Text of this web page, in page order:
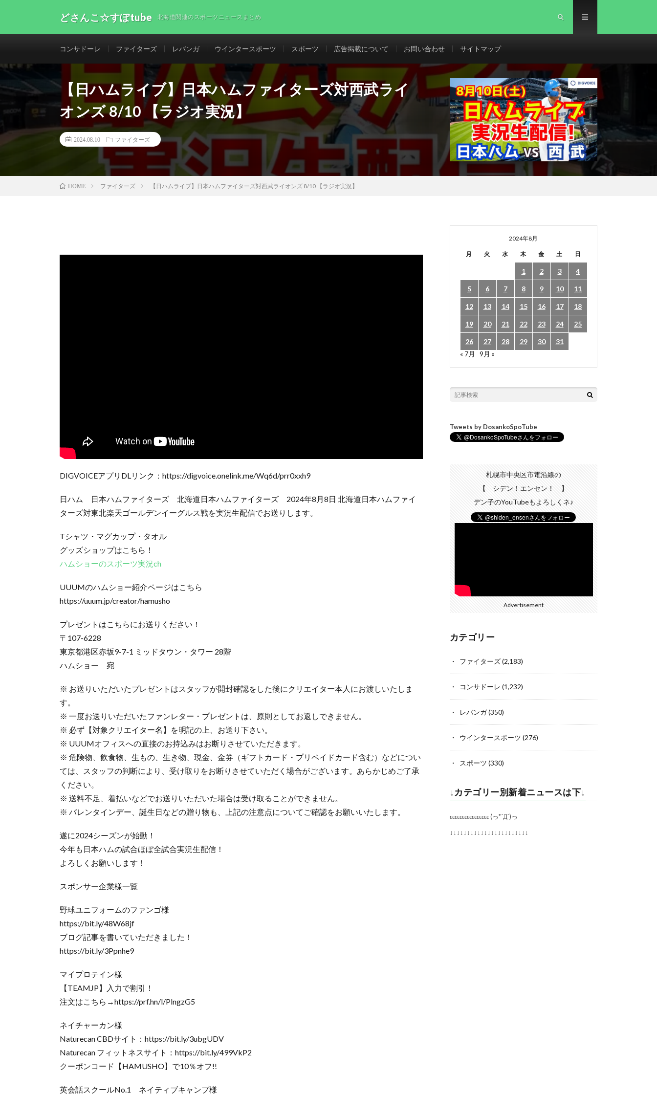
どさんこ☆すぽtube 北海道関連のスポーツニュースまとめ
コンサドーレ ファイターズ レバンガ ウインタースポーツ スポーツ 広告掲載について お問い合わせ サイトマップ
【日ハムライブ】日本ハムファイターズ対西武ライ
オンズ 8/10 【ラジオ実況】
2024.08.10 ファイターズ
HOME ファイターズ 【日ハムライブ】日本ハムファイターズ対西武ライオンズ 8/10 【ラジオ実況】
DIGVOICEアプリDLリンク：https://digvoice.onelink.me/Wq6d/prr0xxh9
日ハム 日本ハムファイターズ 北海道日本ハムファイターズ 2024年8月8日 北海道日本ハムファイ
ターズ対東北楽天ゴールデンイーグルス戦を実況生配信でお送りします。
Tシャツ・マグカップ・タオル
グッズショップはこちら！
ハムショーのスポーツ実況ch
UUUMのハムショー紹介ページはこちら
https://uuum.jp/creator/hamusho
プレゼントはこちらにお送りください！
〒107-6228
東京都港区赤坂9-7-1 ミッドタウン・タワー 28階
ハムショー 宛
※ お送りいただいたプレゼントはスタッフが開封確認をした後にクリエイター本人にお渡しいたしま
す。
※ 一度お送りいただいたファンレター・プレゼントは、原則としてお返しできません。
※ 必ず【対象クリエイター名】を明記の上、お送り下さい。
※ UUUMオフィスへの直接のお持込みはお断りさせていただきます。
※ 危険物、飲食物、生もの、生き物、現金、金券（ギフトカード・プリペイドカード含む）などについ
ては、スタッフの判断により、受け取りをお断りさせていただく場合がございます。あらかじめご了承
ください。
※ 送料不足、着払いなどでお送りいただいた場合は受け取ることができません。
※ バレンタインデー、誕生日などの贈り物も、上記の注意点についてご確認をお願いいたします。
遂に2024シーズンが始動！
今年も日本ハムの試合ほぼ全試合実況生配信！
よろしくお願いします！
スポンサー企業様一覧
野球ユニフォームのファンゴ様
https://bit.ly/48W68jf
ブログ記事を書いていただきました！
https://bit.ly/3Ppnhe9
マイプロテイン様
【TEAMJP】入力で割引！
注文はこちら→https://prf.hn/l/PlngzG5
ネイチャーカン様
Naturecan CBDサイト：https://bit.ly/3ubgUDV
Naturecan フィットネスサイト：https://bit.ly/499VkP2
クーポンコード【HAMUSHO】で10％オフ!!
英会話スクールNo.1 ネイティブキャンプ様
2024年8月
月 火 水 木 金 土 日
1 2 3 4
5 6 7 8 9 10 11
12 13 14 15 16 17 18
19 20 21 22 23 24 25
26 27 28 29 30
31
« 7月
9月 »
Tweets by DosankoSpoTube
札幌市中央区市電沿線の
【 シデン！エンセン！ 】
デン子のYouTubeもよろしくネ♪
Advertisement
カテゴリー
ファイターズ(2,183)
コンサドーレ (1,232)
レバンガ(350)
ウインタースポーツ (276)
スポーツ (330)
↓カテゴリー別新着ニュースは下↓
εεεεεεεεεεεεεεεε (っ*´Д`)っ
↓↓↓↓↓↓↓↓↓↓↓↓↓↓↓↓↓↓↓↓↓↓↓